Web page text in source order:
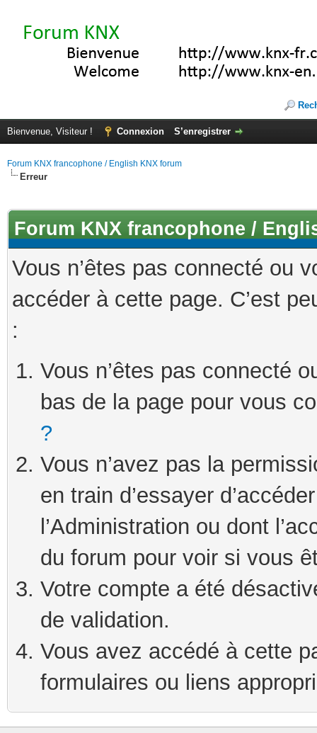
Bienvenue, Visiteur ! Connexion S’enregistrer
Forum KNX francophone / English KNX forum
Erreur
Forum KNX francophone /
Vous n’êtes pas connecté ou
accéder à cette page. C’est
:
Vous n’êtes pas connecté
bas de la page pour vous
?
Vous n’avez pas la
en train d’essayer
l’Administration ou dont
du forum pour voir si vous
Votre compte a été
de validation.
Vous avez accédé à cette
formulaires ou liens